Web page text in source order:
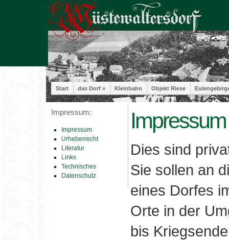
Start das Dorf » Kleinbahn Objekt Riese
Impressum:
Impressum
Urheberrecht
Literatur
Links
Technisches
Datenschutz
Impressum
Dies sind
Sie sollen an
eines Dorfes
Orte in der
bis